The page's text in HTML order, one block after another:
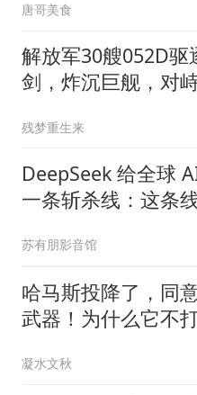
唐哥美食
解放军30艘052D驱
剑，炸沉巨舰，对
残梦重生来
DeepSeek 给全球
一条斩杀线：这条
苏有朋影音馆
哈马斯投降了，同
武器！为什么它不
凝水文秋